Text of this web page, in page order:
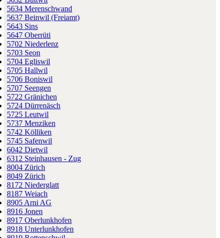
5634 Merenschwand
5637 Beinwil (Freiamt)
5643 Sins
5647 Oberrüti
5702 Niederlenz
5703 Seon
5704 Egliswil
5705 Hallwil
5706 Boniswil
5707 Seengen
5722 Gränichen
5724 Dürrenäsch
5725 Leutwil
5737 Menziken
5742 Kölliken
5745 Safenwil
6042 Dietwil
6312 Steinhausen - Zug
8004 Zürich
8049 Zürich
8172 Niederglatt
8187 Weiach
8905 Arni AG
8916 Jonen
8917 Oberlunkhofen
8918 Unterlunkhofen